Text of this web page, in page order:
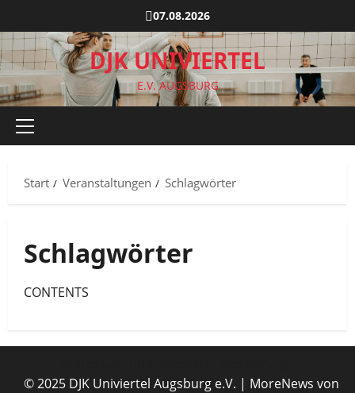
Inhalt
springen
07.08.2026
DJK UNIVIERTEL
E.V. AUGSBURG
Primäres
Start
Veranstaltungen Schlagwörter
Schlagwörter
CONTENTS
© 2025 DJK Univiertel Augsburg e.V. | MoreNews von